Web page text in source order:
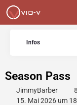
Infos
Season Pass
JimmyBarber
15. Mai 2026 um